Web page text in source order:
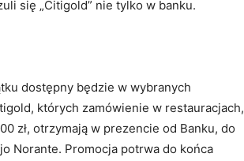
się „Citigold” nie tylko w banku.
dostępny będzie w wybranych
których zamówienie w restauracjach,
zł, otrzymają w prezencie od Banku, do
Norante. Promocja potrwa do końca